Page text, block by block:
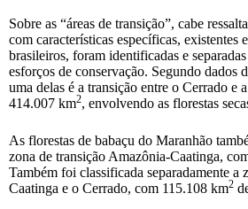
Sobre as “áreas de transição”, cabe
com características específicas, existentes
brasileiros, foram identificadas e
esforços de conservação. Segundo dados
uma delas é a transição entre o Cerrado e
414.007 km2, envolvendo as florestas
As florestas de babaçu do Maranhão
zona de transição Amazônia-Caatinga,
Também foi classificada separadamente a
Caatinga e o Cerrado, com 115.108 km2